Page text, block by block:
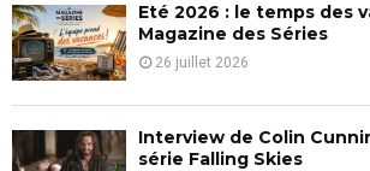
Eté 2026 : le temps des
Magazine des Séries
26 juillet 2026
Interview de Colin
série Falling Skies